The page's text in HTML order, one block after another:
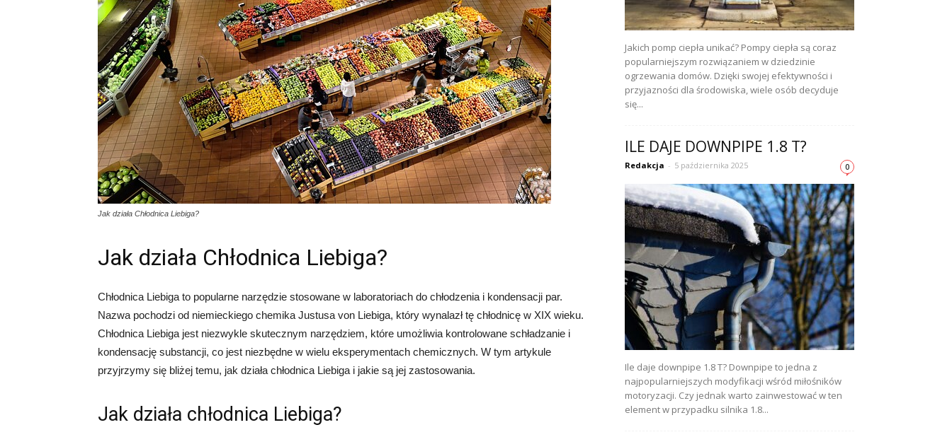
Jak działa Chłodnica Liebiga?
Jak działa Chłodnica Liebiga?
Chłodnica Liebiga to popularne narzędzie stosowane w laboratoriach do chłodzenia i kondensacji par.
Nazwa pochodzi od niemieckiego chemika Justusa von Liebiga, który wynalazł tę chłodnicę w XIX wieku.
Chłodnica Liebiga jest niezwykle skutecznym narzędziem, które umożliwia kontrolowane schładzanie i
kondensację substancji, co jest niezbędne w wielu eksperymentach chemicznych. W tym artykule
przyjrzymy się bliżej temu, jak działa chłodnica Liebiga i jakie są jej zastosowania.
Jak działa chłodnica Liebiga?
Jakich pomp ciepła unikać? Pompy ciepła są coraz
popularniejszym rozwiązaniem w dziedzinie
ogrzewania domów. Dzięki swojej efektywności i
przyjazności dla środowiska, wiele osób decyduje
się...
ILE DAJE DOWNPIPE 1.8 T?
Redakcja - 5 października 2025 0
Ile daje downpipe 1.8 T? Downpipe to jedna z
najpopularniejszych modyfikacji wśród miłośników
motoryzacji. Czy jednak warto zainwestować w ten
element w przypadku silnika 1.8...